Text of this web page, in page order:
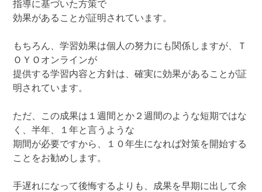
指導に基づいた方策で
効果があることが証明されています。
もちろん、学習効果は個人の努力にも関係しますが、Ｔ
ＯＹＯオンラインが
提供する学習内容と方針は、確実に効果があることが証
明されています。
ただ、この成果は１週間とか２週間のような短期ではな
く、半年、１年と言うような
期間が必要ですから、１０年生になれば対策を開始する
ことをお勧めします。
手遅れになって後悔するよりも、成果を早期に出して余